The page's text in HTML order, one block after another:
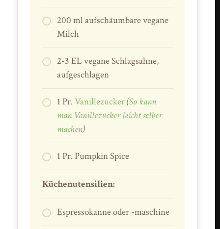
200 ml aufschäumbare vegane
Milch
2-3 EL vegane Schlagsahne,
aufgeschlagen
1 Pr.Vanillezucker(So kann
man Vanillezucker leicht selber
machen)
1 Pr. Pumpkin Spice
Küchenutensilien:
Espressokanne oder -maschine